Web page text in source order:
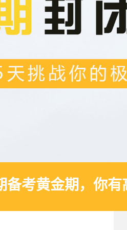
备考黄金期，你